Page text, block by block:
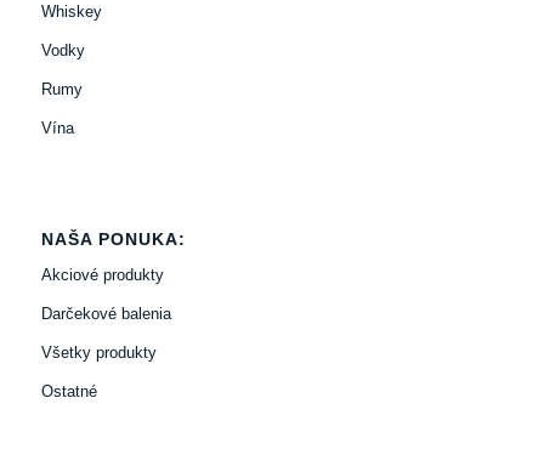
Whiskey
Vodky
Rumy
Vína
NAŠA PONUKA:
Akciové produkty
Darčekové balenia
Všetky produkty
Ostatné